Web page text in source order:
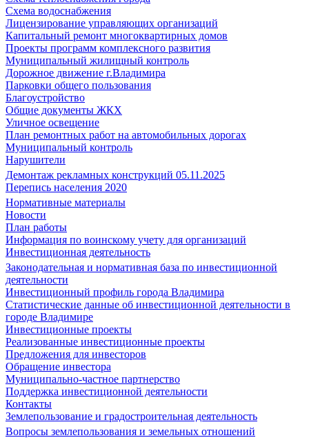
Схема водоснабжения
Лицензирование управляющих организаций
Капитальный ремонт многоквартирных домов
Проекты программ комплексного развития
Муниципальный жилищный контроль
Дорожное движение г.Владимира
Парковки общего пользования
Благоустройство
Общие документы ЖКХ
Уличное освещение
План ремонтных работ на автомобильных дорогах
Муниципальный контроль
Нарушители
Демонтаж рекламных конструкций 05.11.2025
Перепись населения 2020
Нормативные материалы
Новости
План работы
Информация по воинскому учету для организаций
Инвестиционная деятельность
Законодательная и нормативная база по инвестиционной
деятельности
Инвестиционный профиль города Владимира
Статистические данные об инвестиционной деятельности в
городе Владимире
Инвестиционные проекты
Реализованные инвестиционные проекты
Предложения для инвесторов
Обращение инвестора
Муниципально-частное партнерство
Поддержка инвестиционной деятельности
Контакты
Землепользование и градостроительная деятельность
Вопросы землепользования и земельных отношений